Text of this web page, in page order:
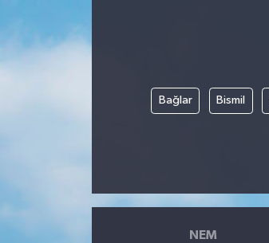
Bağlar Bismil
NEM
ÖZEL HABER